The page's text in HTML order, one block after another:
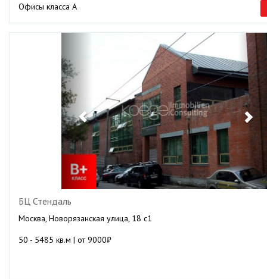
Офисы класса А
БЦ Стендаль
Москва, Новорязанская улица, 18 с1
50 - 5485 кв.м | от 9000₽